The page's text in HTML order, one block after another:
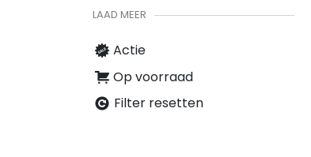
LAAD MEER
Actie
Op voorraad
Filter resetten